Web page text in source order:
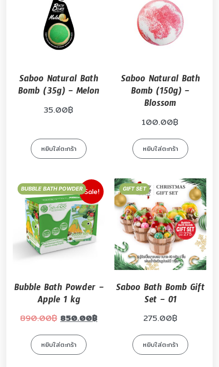
Saboo Natural Bath
Bomb (35g) – Melon
35.00฿
หยิบใส่ตะกร้า
Saboo Natural Bath
Bomb (150g) –
Blossom
100.00฿
หยิบใส่ตะกร้า
Sale!
BUBBLE BATH POWDER
Bubble Bath Powder –
Apple 1 kg
890.00฿ 850.00฿
หยิบใส่ตะกร้า
GIFT SET
Saboo Bath Bomb Gift
Set – 01
275.00฿
หยิบใส่ตะกร้า